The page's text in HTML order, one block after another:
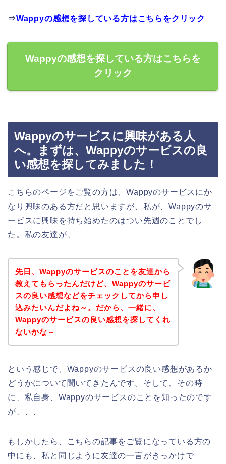
⇒Wappyの感想を探している方はこちらをクリック
Wappyの感想を探している方はこちらを
クリック
Wappyのサービスに興味がある人
へ。まずは、Wappyのサービスの良
い感想を探してみました！
こちらのページをご覧の方は、Wappyのサービスにか
なり興味のある方だと思いますが、私が、Wappyのサ
ービスに興味を持ち始めたのはつい先週のことでし
た。私の友達が、
先日、Wappyのサービスのことを友達から
教えてもらったんだけど、Wappyのサービ
スの良い感想などをチェックしてから申し
込みたいんだよね～。だから、一緒に、
Wappyのサービスの良い感想を探してくれ
ないかな～
という感じで、Wappyのサービスの良い感想があるか
どうかについて聞いてきたんです。そして、その時
に、私自身、Wappyのサービスのことを知ったのです
が、、、
もしかしたら、こちらの記事をご覧になっている方の
中にも、私と同じように友達の一言がきっかけで